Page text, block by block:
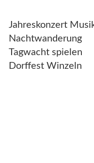
Jahreskonzert
Nachtwanderung
Tagwacht spielen
Dorffest Winzeln